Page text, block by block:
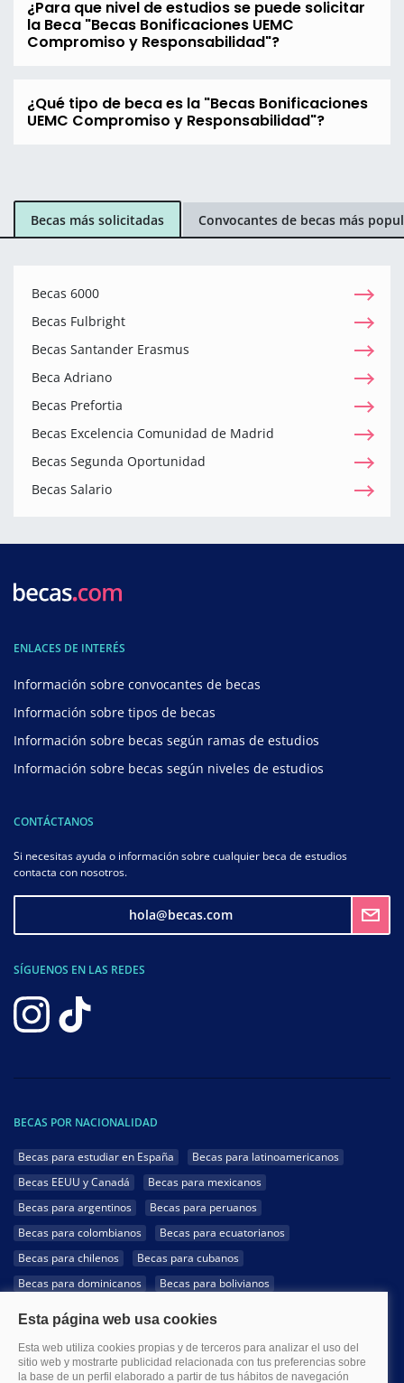
¿Para que nivel de estudios se puede solicitar
la Beca "Becas Bonificaciones UEMC
Compromiso y Responsabilidad"?
¿Qué tipo de beca es la "Becas Bonificaciones
UEMC Compromiso y Responsabilidad"?
Becas más solicitadas Convocantes de becas más
Becas 6000
Becas Fulbright
Becas Santander Erasmus
Beca Adriano
Becas Prefortia
Becas Excelencia Comunidad de Madrid
Becas Segunda Oportunidad
Becas Salario
ENLACES DE INTERÉS
Información sobre convocantes de becas
Información sobre tipos de becas
Información sobre becas según ramas de estudios
Información sobre becas según niveles de estudios
CONTÁCTANOS
Si necesitas ayuda o información sobre cualquier beca de estudios
contacta con nosotros.
hola@becas.com
SÍGUENOS EN LAS REDES
BECAS POR NACIONALIDAD
Becas para estudiar en España
Becas para latinoamericanos
Becas EEUU y Canadá
Becas para mexicanos
Becas para argentinos
Becas para peruanos
Becas para colombianos
Becas para ecuatorianos
Becas para chilenos
Becas para cubanos
Becas para dominicanos
Becas para bolivianos
Becas para hondureños
Becas para paraguayos